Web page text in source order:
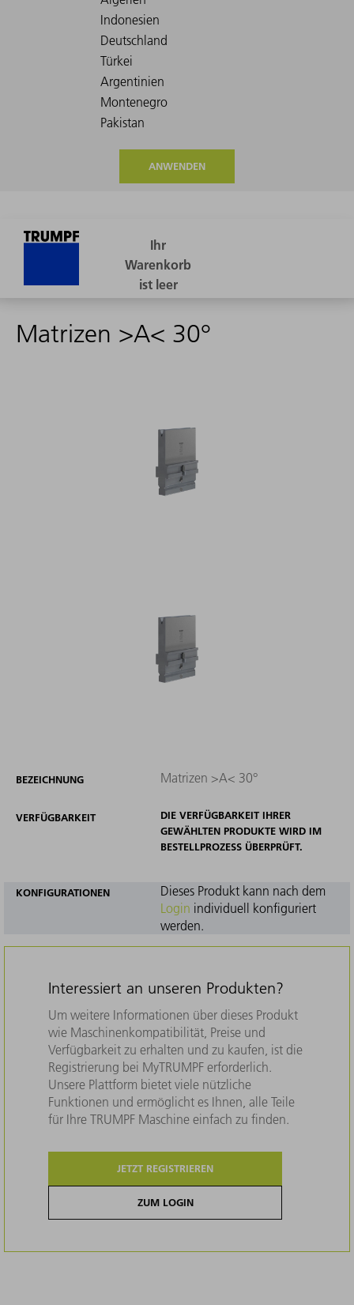
ANWENDEN
Matrizen >A< 30°
BEZEICHNUNG Matrizen >A< 30°
VERFÜGBARKEIT
DIE VERFÜGBARKEIT IHRER
GEWÄHLTEN PRODUKTE WIRD IM
BESTELLPROZESS ÜBERPRÜFT.
KONFIGURATIONEN
Dieses Produkt kann nach dem
Login individuell konfiguriert
werden.
Interessiert an unseren Produkten?
Um weitere Informationen über dieses Produkt
wie Maschinenkompatibilität, Preise und
Verfügbarkeit zu erhalten und zu kaufen, ist die
Registrierung bei MyTRUMPF erforderlich.
Unsere Plattform bietet viele nützliche
Funktionen und ermöglicht es Ihnen, alle Teile
für Ihre TRUMPF Maschine einfach zu finden.
JETZT REGISTRIEREN
ZUM LOGIN